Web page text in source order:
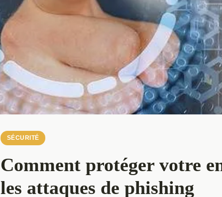
SÉCURITÉ
Comment protéger votre
les attaques de phishing